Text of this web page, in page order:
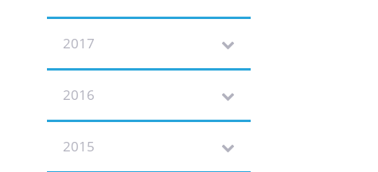
2017
2016
2015